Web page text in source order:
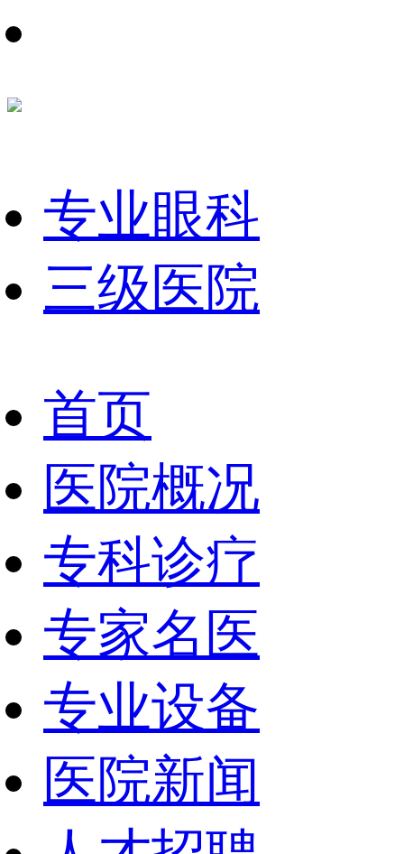
专业眼科
三级医院
首页
医院概况
专科诊疗
专家名医
专业设备
医院新闻